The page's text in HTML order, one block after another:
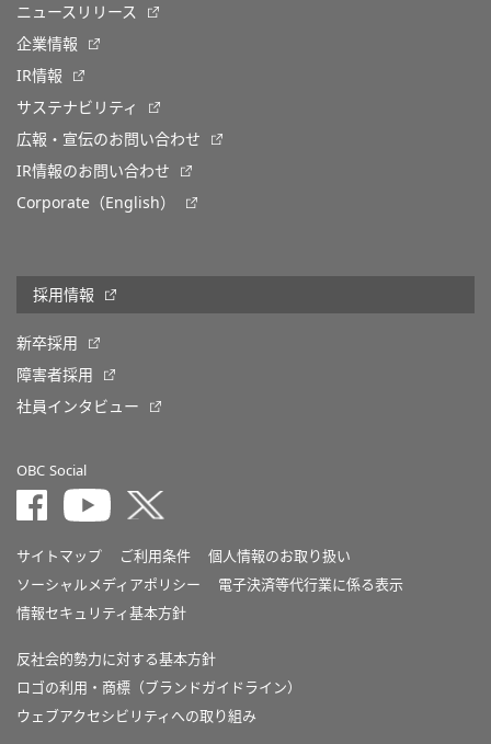
ニュースリリース
企業情報
IR情報
サステナビリティ
広報・宣伝のお問い合わせ
IR情報のお問い合わせ
Corporate（English）
採用情報
新卒採用
障害者採用
社員インタビュー
OBC Social
サイトマップ ご利用条件
個人情報のお取り扱い
ソーシャルメディアポリシー
電子決済等代行業に係る表示
情報セキュリティ基本方針
反社会的勢力に対する基本方針
ロゴの利用・商標（ブランドガイドライン）
ウェブアクセシビリティへの取り組み